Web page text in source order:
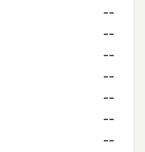
--
--
--
--
--
--
--